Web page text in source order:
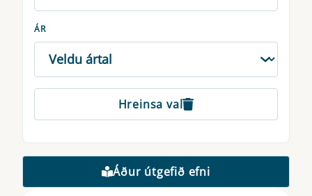
ÁR
Hreinsa val
Áður útgefið efni